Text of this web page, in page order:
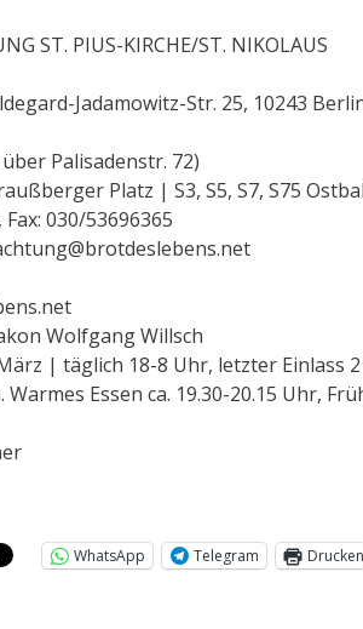
ST. PIUS-KIRCHE/ST. NIKOLAUS
Jadamowitz-Str. 25, 10243
Palisadenstr. 72)
Platz | S3, S5, S7, S75
030/53696365
Wolfgang Willsch
| täglich 18-8 Uhr, letzter Einlass
Warmes Essen ca. 19.30-20.15 Uhr,
WhatsApp Telegram Drucken